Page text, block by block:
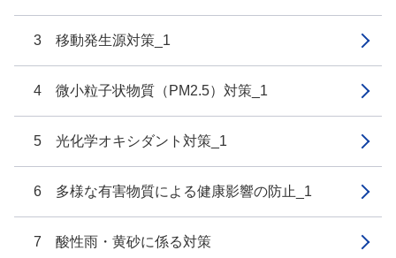
3 移動発生源対策_1
4 微小粒子状物質（PM2.5）対策_1
5 光化学オキシダント対策_1
6 多様な有害物質による健康影響の防止_1
7 酸性雨・黄砂に係る対策